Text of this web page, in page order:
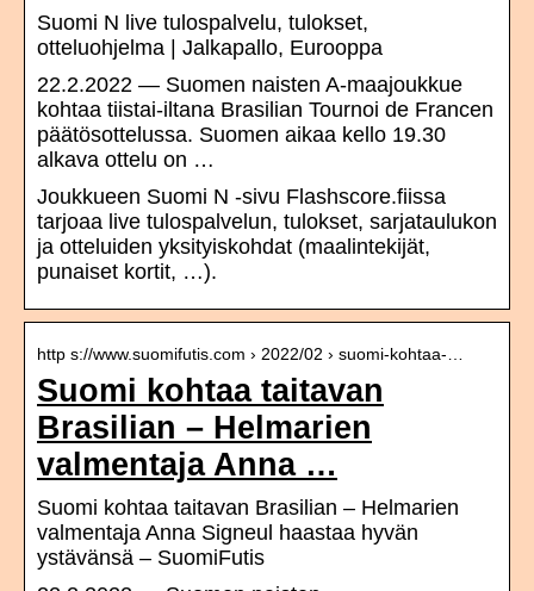
Suomi N live tulospalvelu, tulokset,
otteluohjelma | Jalkapallo, Eurooppa
22.2.2022 — Suomen naisten A-maajoukkue
kohtaa tiistai-iltana Brasilian Tournoi de Francen
päätösottelussa. Suomen aikaa kello 19.30
alkava ottelu on …
Joukkueen Suomi N -sivu Flashscore.fiissa
tarjoaa live tulospalvelun, tulokset, sarjataulukon
ja otteluiden yksityiskohdat (maalintekijät,
punaiset kortit, …).
http s://www.suomifutis.com › 2022/02 › suomi-kohtaa-…
Suomi kohtaa taitavan
Brasilian – Helmarien
valmentaja Anna …
Suomi kohtaa taitavan Brasilian – Helmarien
valmentaja Anna Signeul haastaa hyvän
ystävänsä – SuomiFutis